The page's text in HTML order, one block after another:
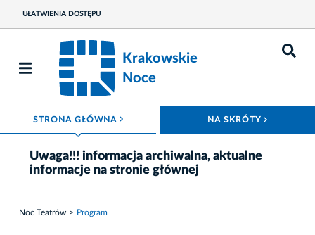
UŁATWIENIA DOSTĘPU
Krakowskie
Noce
STRONA GŁÓWNA ROZWIŃ MENU NA SKRÓTY
Uwaga!!! informacja archiwalna, aktualne
informacje na stronie głównej
Noc Teatrów Program